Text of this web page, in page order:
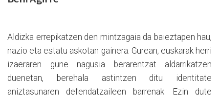
Aldizka errepikatzen den mintzagaia da baieztapen hau,
nazio eta estatu askotan gainera. Gurean, euskarak herri
izaeraren gune nagusia berarentzat aldarrikatzen
duenetan, berehala astintzen ditu identitate
aniztasunaren defendatzaileen barrenak. Ezin dute